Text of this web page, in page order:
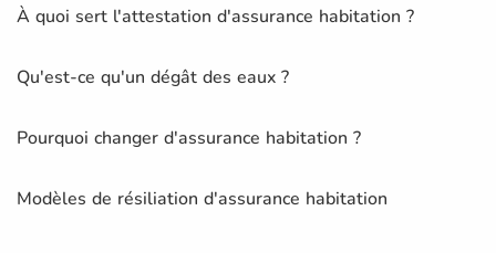
À quoi sert l'attestation d'assurance habitation ?
Qu'est-ce qu'un dégât des eaux ?
Pourquoi changer d'assurance habitation ?
Modèles de résiliation d'assurance habitation